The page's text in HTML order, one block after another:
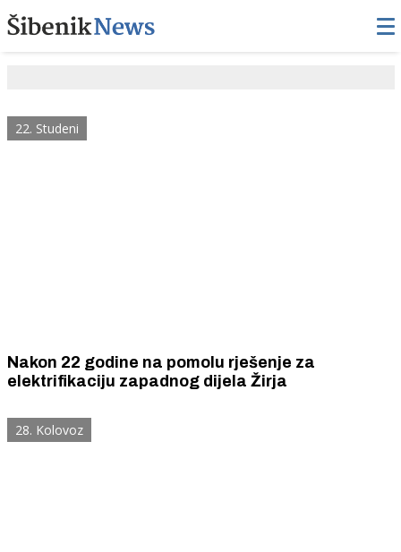
22. Studeni
Nakon 22 godine na pomolu rješenje za
elektrifikaciju zapadnog dijela Žirja
28. Kolovoz